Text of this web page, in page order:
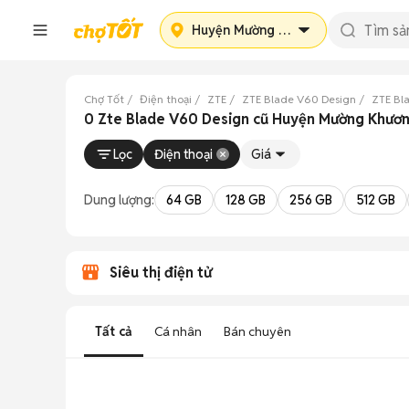
Huyện Mường Khương
Chợ Tốt Điện thoại ZTE ZTE Blade V60 Design ZTE
0 Zte Blade V60 Design cũ Huyện Mường
Lọc Điện thoại Giá
Dung lượng: 64 GB 128 GB 256 GB 512 GB
Siêu thị điện tử
Tất cả Cá nhân Bán chuyên